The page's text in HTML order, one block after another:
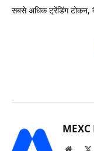
सबसे अधिक ट्रेंडिंग टोकन,
Website